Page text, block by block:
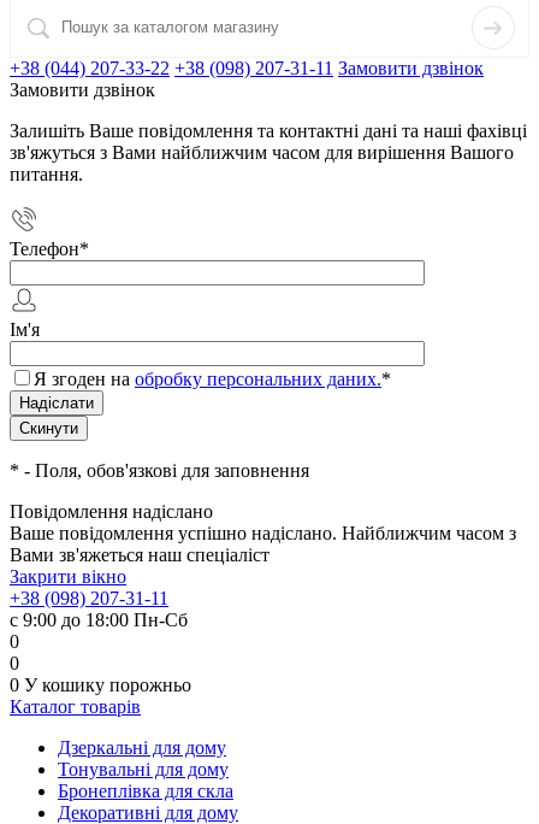
+38 (044) 207-33-22 +38 (098) 207-31-11 Замовити дзвінок
Замовити дзвінок
Залишіть Ваше повідомлення та контактні дані та наші фахівці
зв'яжуться з Вами найближчим часом для вирішення Вашого
питання.
Телефон*
Ім'я
Я згоден на обробку персональних даних.*
* - Поля, обов'язкові для заповнення
Повідомлення надіслано
Ваше повідомлення успішно надіслано. Найближчим часом з
Вами зв'яжеться наш спеціаліст
Закрити вікно
+38 (098) 207-31-11
с 9:00 до 18:00 Пн-Сб
0
0
0 У кошику порожньо
Каталог товарів
Дзеркальні для дому
Тонувальні для дому
Бронеплівка для скла
Декоративні для дому